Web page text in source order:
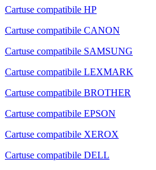
Cartuse compatibile HP
Cartuse compatibile CANON
Cartuse compatibile SAMSUNG
Cartuse compatibile LEXMARK
Cartuse compatibile BROTHER
Cartuse compatibile EPSON
Cartuse compatibile XEROX
Cartuse compatibile DELL